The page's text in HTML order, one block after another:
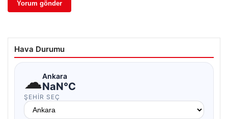
Hava Durumu
☁Ankara
NaN°C
ŞEHIR SEÇ